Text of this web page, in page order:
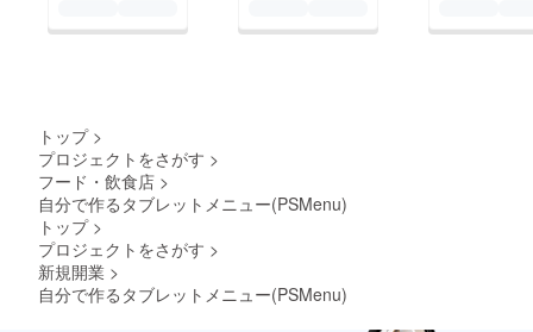
トップ >
プロジェクトをさがす >
フード・飲食店 >
自分で作るタブレットメニュー(PSMenu)
トップ >
プロジェクトをさがす >
新規開業 >
自分で作るタブレットメニュー(PSMenu)